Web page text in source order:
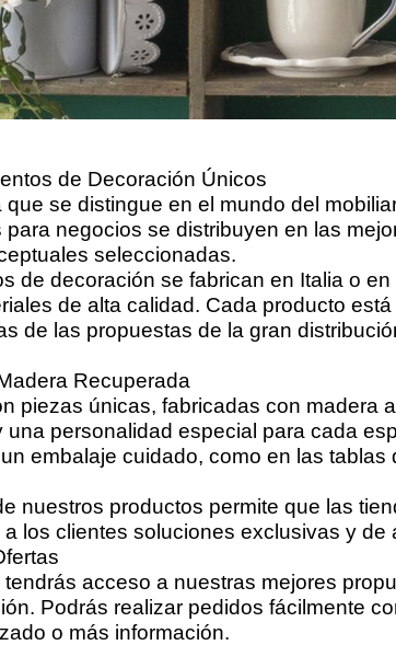
de Decoración Únicos
se distingue en el mundo del
negocios se distribuyen en las
seleccionadas.
de decoración se fabrican en Italia o
de alta calidad. Cada producto
de las propuestas de la gran
Recuperada
piezas únicas, fabricadas con madera
personalidad especial para cada
embalaje cuidado, como en las tablas
nuestros productos permite que las
los clientes soluciones exclusivas y de
acceso a nuestras mejores
Podrás realizar pedidos fácilmente
o más información.